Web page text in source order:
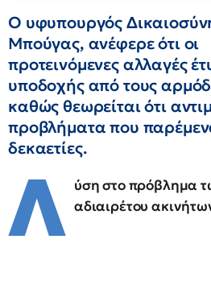
Ο υφυπουργός
Μπούγας, ανέφερε ότι οι
προτεινόμενες αλλαγές
υποδοχής από τους
καθώς θεωρείται ότι
προβλήματα που
δεκαετίες.
Λ ύση στο πρόβλημα
αδιαιρέτου